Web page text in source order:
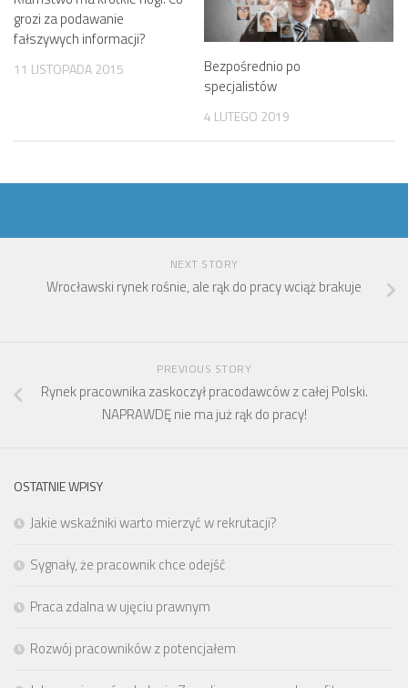
grozi za podawanie
fałszywych informacji?
11 LISTOPADA 2015
Bezpośrednio po
specjalistów
4 LUTEGO 2019
NEXT STORY
Wrocławski rynek rośnie, ale rąk do pracy wciąż brakuje
PREVIOUS STORY
Rynek pracownika zaskoczył pracodawców z całej Polski.
NAPRAWDĘ nie ma już rąk do pracy!
OSTATNIE WPISY
Jakie wskaźniki warto mierzyć w rekrutacji?
Sygnały, że pracownik chce odejść
Praca zdalna w ujęciu prawnym
Rozwój pracowników z potencjałem